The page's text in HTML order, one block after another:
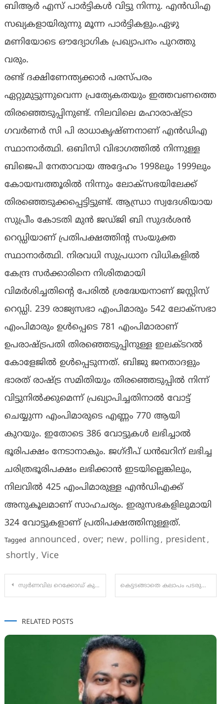
ബിആർ എസ് പാർട്ടികൾ വിട്ടു നിന്നു. എൻഡിഎ
സഖ്യകളായിരുന്നു മൂന്ന പാർട്ടികളും.ഏഴു
മണിയോടെ ഔദ്യോഗിക പ്രഖ്യാപനം പുറത്തു
വരും.
രണ്ട് ദക്ഷിണേന്ത്യക്കാർ പരസ്പരം
ഏറ്റുമുട്ടുന്നുവെന്ന പ്രത്യേകതയും ഇത്തവണത്തെ
തിരഞ്ഞെടുപ്പിനുണ്ട്. നിലവിലെ മഹാരാഷ്ട്രാ
ഗവർണർ സി പി രാധാകൃഷ്ണനാണ് എൻഡിഎ
സ്ഥാനാർത്ഥി. ഒബിസി വിഭാഗത്തിൽ നിന്നുള്ള
ബിജെപി നേതാവായ അദ്ദേഹം 1998ലും 1999ലും
കോയമ്പത്തൂരിൽ നിന്നും ലോക്സഭയിലേക്ക്
തിരഞ്ഞെടുക്കപ്പെട്ടിട്ടുണ്ട്. ആന്ധ്രാ സ്വദേശിയായ
സുപ്രീം കോടതി മുൻ ജഡ്ജി ബി സുദർശൻ
റെഡ്ഡിയാണ് പ്രതിപക്ഷത്തിന്റ സംയുക്ത
സ്ഥാനാർത്ഥി. നിരവധി സുപ്രധാന വിധികളിൽ
കേന്ദ്ര സർക്കാരിനെ നിശിതമായി
വിമർശിച്ചതിന്റെ പേരിൽ ശ്രദ്ധേയനാണ് ജസ്റ്റിസ്
റെഡ്ഡി. 239 രാജ്യസഭാ എംപിമാരും 542 ലോക്സഭാ
എംപിമാരും ഉൾപ്പെടെ 781 എംപിമാരാണ്
ഉപരാഷ്ട്രപതി തിരഞ്ഞെടുപ്പിനുള്ള ഇലക്ടറൽ
കോളേജിൽ ഉൾപ്പെടുന്നത്. ബിജു ജനതാദളും
ഭാരത് രാഷ്ട്ര സമിതിയും തിരഞ്ഞെടുപ്പിൽ നിന്ന്
വിട്ടുനിൽക്കുമെന്ന് പ്രഖ്യാപിച്ചതിനാൽ വോട്ട്
ചെയ്യുന്ന എംപിമാരുടെ എണ്ണം 770 ആയി
കുറയും. ഇതോടെ 386 വോട്ടുകൾ ലഭിച്ചാൽ
ഭൂരിപക്ഷം നേടാനാകും. ജഗ്‌ദീപ് ധൻഖറിന് ലഭിച്ച
ചരിത്രഭൂരിപക്ഷം ലഭിക്കാൻ ഇടയില്ലെങ്കിലും,
നിലവിൽ 425 എംപിമാരുള്ള എൻഡിഎക്ക്
അനുകൂലമാണ് സാഹചര്യം. ഇരുസഭകളിലുമായി
324 വോട്ടുകളാണ് പ്രതിപക്ഷത്തിനുള്ളത്.
Tagged announced , over; new, polling , president ,
shortly, Vice
Post
സ്വർണവില റെക്കോഡ് കുതിപ്പ് തുടരുന്നു‌; ഗ്രാമിന് പതിനായിരം കടന്നു കെട്ടടങ്ങാതെ കലാപം പടരുന്നു; നേപ്പാൾ പ്രധാനമന്ത്രി കെ പി ഓലി രാജിവെച്ചു, പാർലമെന്റ് മന്ദിരത്തിനും മന്ത്രി മന്ദിരങ്ങൾക്കും തീയിട്ടു
RELATED POSTS